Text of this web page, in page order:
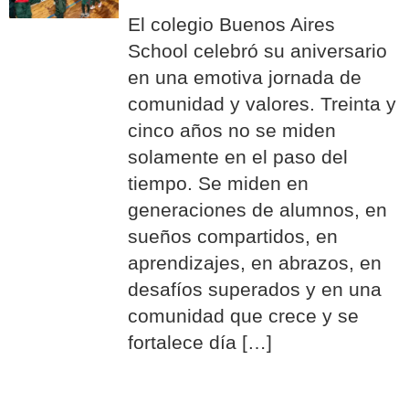
El colegio Buenos Aires
School celebró su aniversario
en una emotiva jornada de
comunidad y valores. Treinta y
cinco años no se miden
solamente en el paso del
tiempo. Se miden en
generaciones de alumnos, en
sueños compartidos, en
aprendizajes, en abrazos, en
desafíos superados y en una
comunidad que crece y se
fortalece día […]